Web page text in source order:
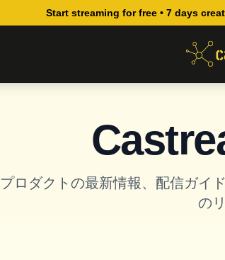
Start streaming for free • 7 days
プロダクトの最新情報、配信ガイ
の